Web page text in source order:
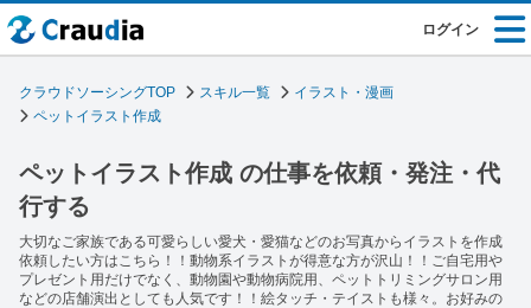
ログイン
クラウドソーシングTOP スキル一覧
イラスト・漫画
ペットイラスト作成
ペットイラスト作成 の仕事を依頼・発注・代
行する
大切なご家族である可愛らしい愛犬・愛猫などのお写真からイラストを作成
依頼したい方はこちら！！動物系イラストが得意な方が沢山！！ご自宅用や
プレゼント用だけでなく、動物園や動物病院用、ペットトリミングサロン用
などの店舗演出としても人気です！！絵タッチ・テイストも様々。お好みの